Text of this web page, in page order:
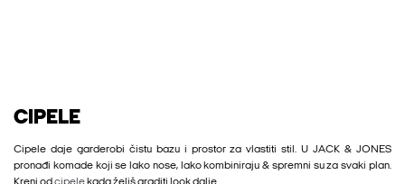
CIPELE
Cipele daje garderobi čistu bazu i prostor za vlastiti stil. U JACK & JONES
pronađi komade koji se lako nose, lako kombiniraju & spremni su za svaki plan.